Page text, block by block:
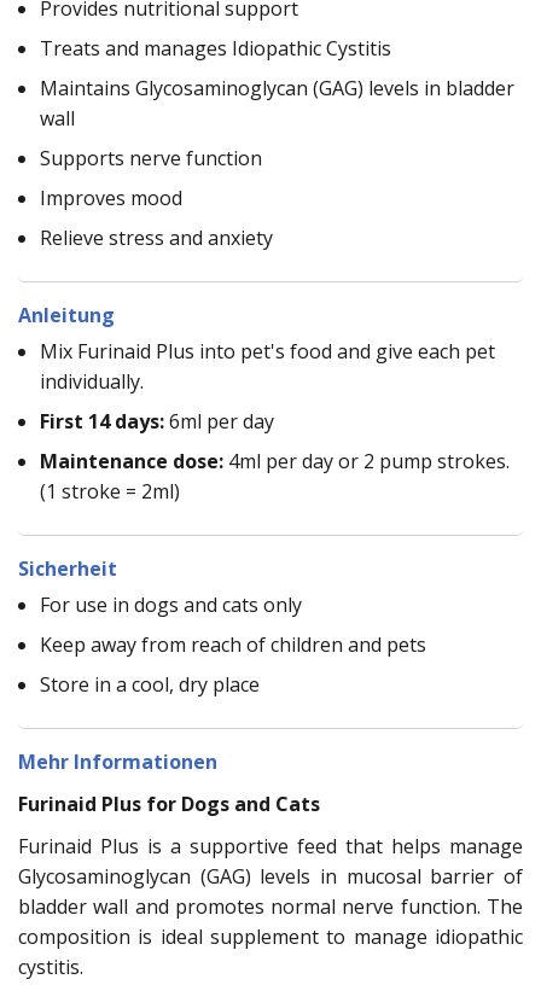
Provides nutritional support
Treats and manages Idiopathic Cystitis
Maintains Glycosaminoglycan (GAG) levels in bladder
wall
Supports nerve function
Improves mood
Relieve stress and anxiety
Anleitung
Mix Furinaid Plus into pet's food and give each pet
individually.
First 14 days:6ml per day
Maintenance dose: 4ml per day or 2 pump strokes.
(1 stroke = 2ml)
Sicherheit
For use in dogs and cats only
Keep away from reach of children and pets
Store in a cool, dry place
Mehr Informationen
Furinaid Plus for Dogs and Cats
Furinaid Plus is a supportive feed that helps manage
Glycosaminoglycan (GAG) levels in mucosal barrier of
bladder wall and promotes normal nerve function. The
composition is ideal supplement to manage idiopathic
cystitis.